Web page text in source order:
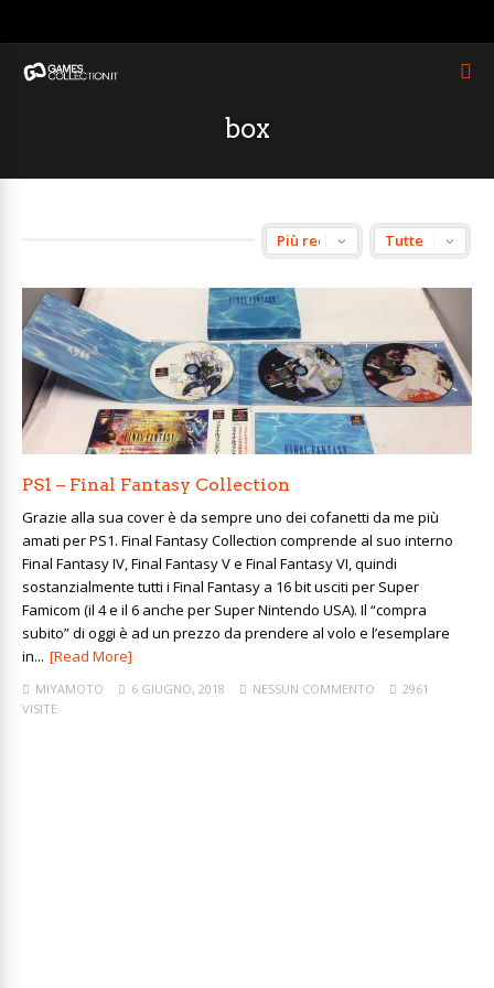
box
PS1 – Final Fantasy Collection
Grazie alla sua cover è da sempre uno dei cofanetti da me più
amati per PS1. Final Fantasy Collection comprende al suo interno
Final Fantasy IV, Final Fantasy V e Final Fantasy VI, quindi
sostanzialmente tutti i Final Fantasy a 16 bit usciti per Super
Famicom (il 4 e il 6 anche per Super Nintendo USA). Il “compra
subito” di oggi è ad un prezzo da prendere al volo e l’esemplare
in... [Read More]
MIYAMOTO 6 GIUGNO, 2018 NESSUN COMMENTO
2961
VISITE